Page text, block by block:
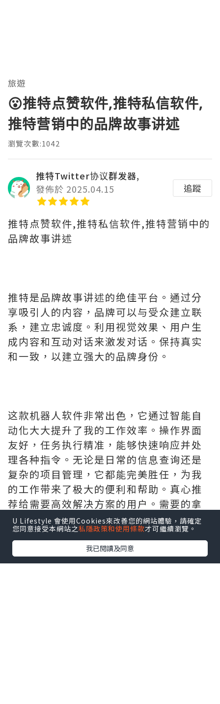
旅遊
😮推特点赞软件,推特私信软件,
推特营销中的品牌故事讲述
瀏覽次數:1042
推特Twitter协议群发器,
發佈於 2025.04.15
追蹤
推特点赞软件,推特私信软件,推特营销中的
品牌故事讲述
推特是品牌故事讲述的绝佳平台。通过分
享吸引人的内容，品牌可以与受众建立联
系，建立忠诚度。利用视觉效果、用户生
成内容和互动对话来激发对话。保持真实
和一致，以建立强大的品牌身份。
这款机器人软件非常出色，它通过智能自
动化大大提升了我的工作效率。操作界面
友好，任务执行精准，能够快速响应并处
理各种指令。无论是日常的信息查询还是
复杂的项目管理，它都能完美胜任，为我
的工作带来了极大的便利和帮助。真心推
荐给需要高效解决方案的用户。需要的拿
去吧,官网http://www.vst.tw
U Lifestyle 會使用Cookies來改善您的網站體驗，請確定
您同意接受本網站之私隱政策和使用條款才可繼續瀏覽。
我已閱讀及同意